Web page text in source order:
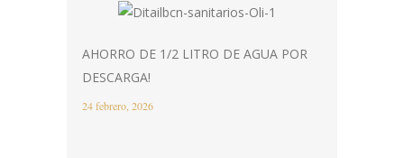
AHORRO DE 1/2 LITRO DE AGUA POR
DESCARGA!
24 febrero, 2026